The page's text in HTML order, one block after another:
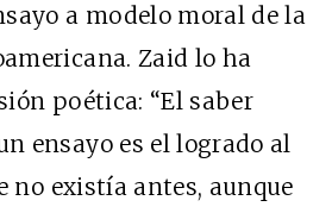
a modelo moral de la
Zaid lo ha
poética: “El saber
ensayo es el logrado al
no existía antes, aunque